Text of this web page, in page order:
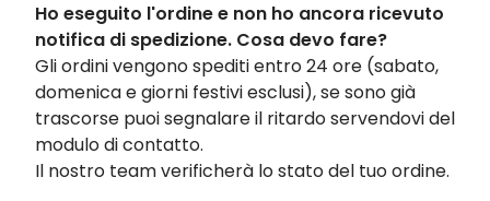
Ho eseguito l'ordine e non ho ancora ricevuto
notifica di spedizione. Cosa devo fare?
Gli ordini vengono spediti entro 24 ore (sabato,
domenica e giorni festivi esclusi), se sono già
trascorse puoi segnalare il ritardo servendovi del
modulo di contatto.
Il nostro team verificherà lo stato del tuo ordine.